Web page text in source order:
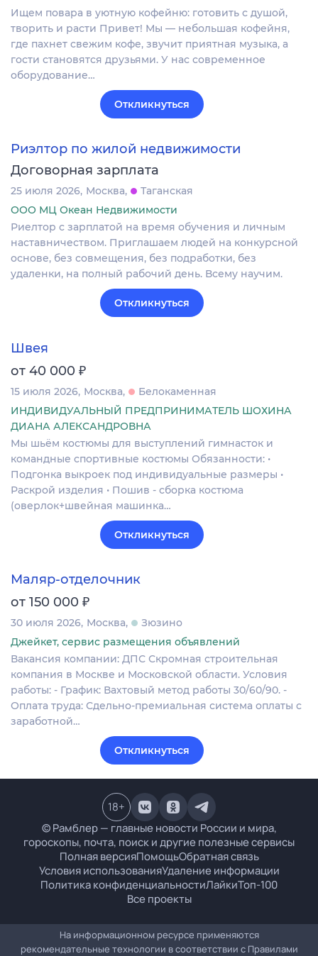
Ищем повара в уютную кофейню: готовить с душой,
творить и расти Привет! Мы — небольшая кофейня,
где пахнет свежим кофе, звучит приятная музыка, а
гости становятся друзьями. У нас современное
оборудование…
Откликнуться
Риэлтор по жилой недвижимости
Договорная зарплата
25 июля 2026 Москва
Таганская
ООО МЦ Океан Недвижимости
Риелтор с зарплатой на время обучения и личным
наставничеством. Приглашаем людей на конкурсной
основе, без совмещения, без подработки, без
удаленки, на полный рабочий день. Всему научим.
Откликнуться
Швея
от 40 000 ₽
15 июля 2026 Москва
Белокаменная
ИНДИВИДУАЛЬНЫЙ ПРЕДПРИНИМАТЕЛЬ ШОХИНА
ДИАНА АЛЕКСАНДРОВНА
Мы шьём костюмы для выступлений гимнасток и
командные спортивные костюмы Обязанности: •
Подгонка выкроек под индивидуальные размеры •
Раскрой изделия • Пошив - сборка костюма
(оверлок+швейная машинка…
Откликнуться
Маляр-отделочник
от 150 000 ₽
30 июля 2026 Москва
Зюзино
Джейкет, сервис размещения объявлений
Вакансия компании: ДПС Скромная строительная
компания в Москве и Московской области. Условия
работы: - График: Вахтовый метод работы 30/60/90. -
Оплата труда: Сдельно-премиальная система оплаты с
заработной…
Откликнуться
© Рамблер — главные новости России и мира,
гороскопы, почта, поиск и другие полезные сервисы
Полная версияПомощьОбратная связь
Условия использованияУдаление информации
Политика конфиденциальностиЛайкиТоп-100
Все проекты
18+
На информационном ресурсе применяются
рекомендательные технологии в соответствии с Правилами